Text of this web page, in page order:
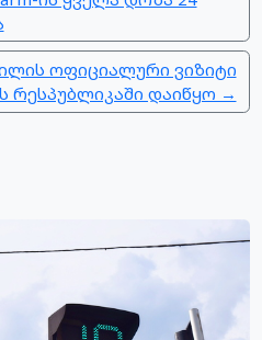
ოფიციალური ვიზიტი
რესპუბლიკაში დაიწყო →